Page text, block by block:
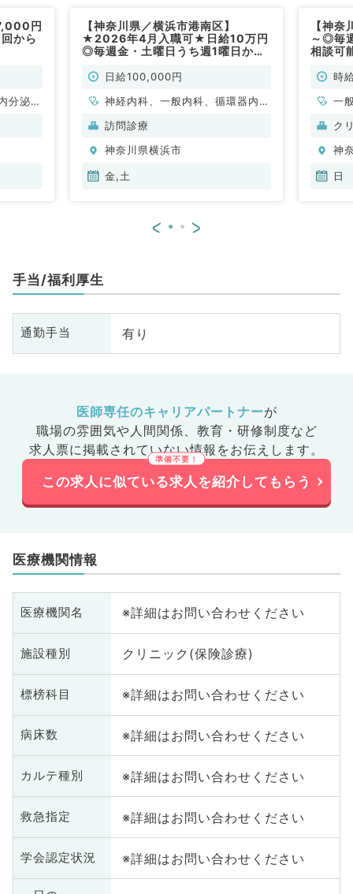
円
から
分泌・
【神奈川県／横浜市港南区】
★2026年4月入職可★日給10万円
◎毎週金・土曜日うち週1曜日から
診療のお仕事◆専攻医の先生も応
日給100,000円
神経内科、一般内科、循環器内
科、呼吸器内科、消化器内科、内
内科、血液内科
訪問診療
神奈川県横浜市
金,土
【神
～◎毎
相談可
時
一
代
ク
神
日
< >
手当/福利厚生
通勤手当 有り
医師専任のキャリアパートナーが
職場の雰囲気や人間関係、 教育・研修制度など
求人票に掲載されていない情報をお伝えします。
この求人に似ている求人を紹介してもらう
医療機関情報
医療機関名 ※詳細はお問い合わせください
施設種別 クリニック(保険診療)
標榜科目 ※詳細はお問い合わせください
病床数 ※詳細はお問い合わせください
カルテ種別 ※詳細はお問い合わせください
救急指定 ※詳細はお問い合わせください
学会認定状況 ※詳細はお問い合わせください